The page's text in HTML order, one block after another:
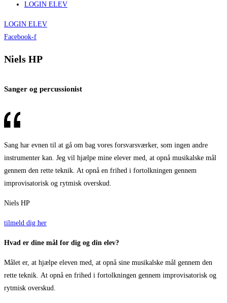
LOGIN ELEV
LOGIN ELEV
Facebook-f
Niels HP
Sanger og percussionist
Sang har evnen til at gå om bag vores forsvarsværker, som ingen andre
instrumenter kan. Jeg vil hjælpe mine elever med, at opnå musikalske mål
gennem den rette teknik. At opnå en frihed i fortolkningen gennem
improvisatorisk og rytmisk overskud.
Niels HP
tilmeld dig her
Hvad er dine mål for dig og din elev?
Målet er, at hjælpe eleven med, at opnå sine musikalske mål gennem den
rette teknik. At opnå en frihed i fortolkningen gennem improvisatorisk og
rytmisk overskud.